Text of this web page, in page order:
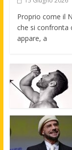
Proprio come il
che si confronta
appare, a